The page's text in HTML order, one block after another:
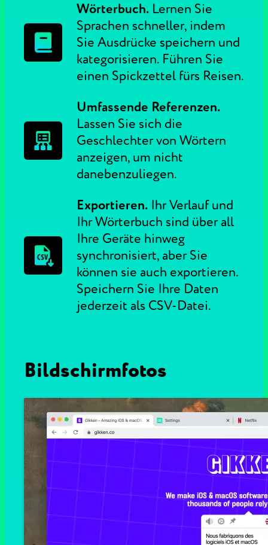
Wörterbuch. Lernen Sie
Sprachen schneller, indem
Sie Ausdrücke speichern und
kategorisieren. Führen Sie
einen Spickzettel fürs Reisen.
Umfassende Referenzen.
Lassen Sie sich die
Geschlechter von Wörtern
anzeigen, um nicht
danebenzuliegen.
Exportieren. Ihr Verlauf und
Ihr Wörterbuch sind über all
Ihre Geräte hinweg
synchronisiert, aber Sie
können sie auch exportieren.
Speichern Sie Ihre Daten
jederzeit als CSV-Datei.
Bildschirmfotos